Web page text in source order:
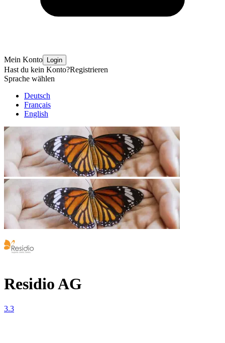
Mein Konto Login
Hast du kein Konto?Registrieren
Sprache wählen
Deutsch
Français
English
Residio AG
3.3